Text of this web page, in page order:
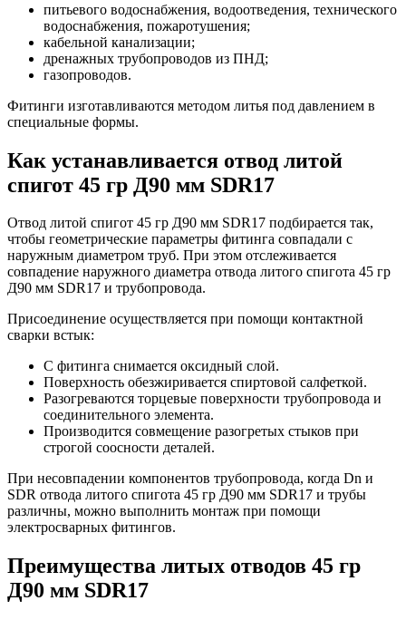
питьевого водоснабжения, водоотведения, технического
водоснабжения, пожаротушения;
кабельной канализации;
дренажных трубопроводов из ПНД;
газопроводов.
Фитинги изготавливаются методом литья под давлением в
специальные формы.
Как устанавливается отвод литой
спигот 45 гр Д90 мм SDR17
Отвод литой спигот 45 гр Д90 мм SDR17 подбирается так,
чтобы геометрические параметры фитинга совпадали с
наружным диаметром труб. При этом отслеживается
совпадение наружного диаметра отвода литого спигота 45 гр
Д90 мм SDR17 и трубопровода.
Присоединение осуществляется при помощи контактной
сварки встык:
С фитинга снимается оксидный слой.
Поверхность обезжиривается спиртовой салфеткой.
Разогреваются торцевые поверхности трубопровода и
соединительного элемента.
Производится совмещение разогретых стыков при
строгой соосности деталей.
При несовпадении компонентов трубопровода, когда Dn и
SDR отвода литого спигота 45 гр Д90 мм SDR17 и трубы
различны, можно выполнить монтаж при помощи
электросварных фитингов.
Преимущества литых отводов 45 гр
Д90 мм SDR17